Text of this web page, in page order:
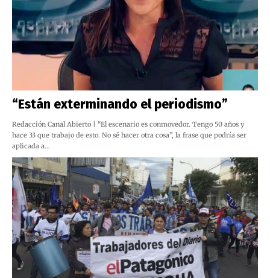
“Están exterminando el periodismo”
Redacción Canal Abierto | “El escenario es conmovedor. Tengo 50 años y
hace 33 que trabajo de esto. No sé hacer otra cosa”, la frase que podría ser
aplicada a…